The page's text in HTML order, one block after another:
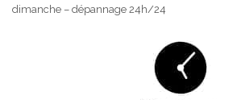
dimanche – dépannage 24h/24